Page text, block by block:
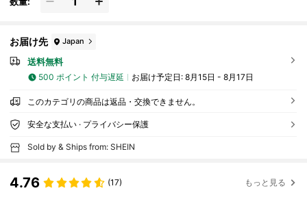
お届け先 Japan
送料無料
500 ポイント 付与遅延 お届け予定日: 8月15日 - 8月17日
このカテゴリの商品は返品・交換できません。
安全な支払い · プライバシー保護
Sold by & Ships from: SHEIN
4.76 (17) もっと見る